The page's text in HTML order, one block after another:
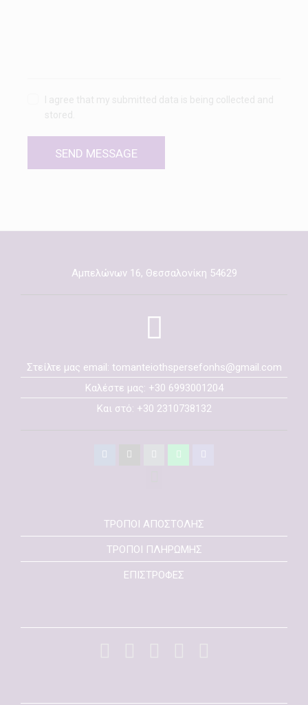
I agree that my submitted data is being collected and
stored.
SEND MESSAGE
Αμπελώνων 16, Θεσσαλονίκη 54629
Στείλτε μας email: tomanteiothspersefonhs@gmail.com
Καλέστε μας: +30 6993001204
Και στό: +30 2310738132
ΤΡΟΠΟΙ ΑΠΟΣΤΟΛΗΣ
ΤΡΟΠΟΙ ΠΛΗΡΩΜΗΣ
ΕΠΙΣΤΡΟΦΕΣ